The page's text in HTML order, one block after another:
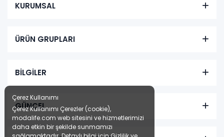
KURUMSAL
ÜRÜN GRUPLARI
BİLGİLER
GÜNCEL
Çerez Kullanımı
Çerez Kullanımı Çerezler (cookie),
modalife.com web sitesini ve hizmetlerimizi
daha etkin bir şekilde sunmamızı